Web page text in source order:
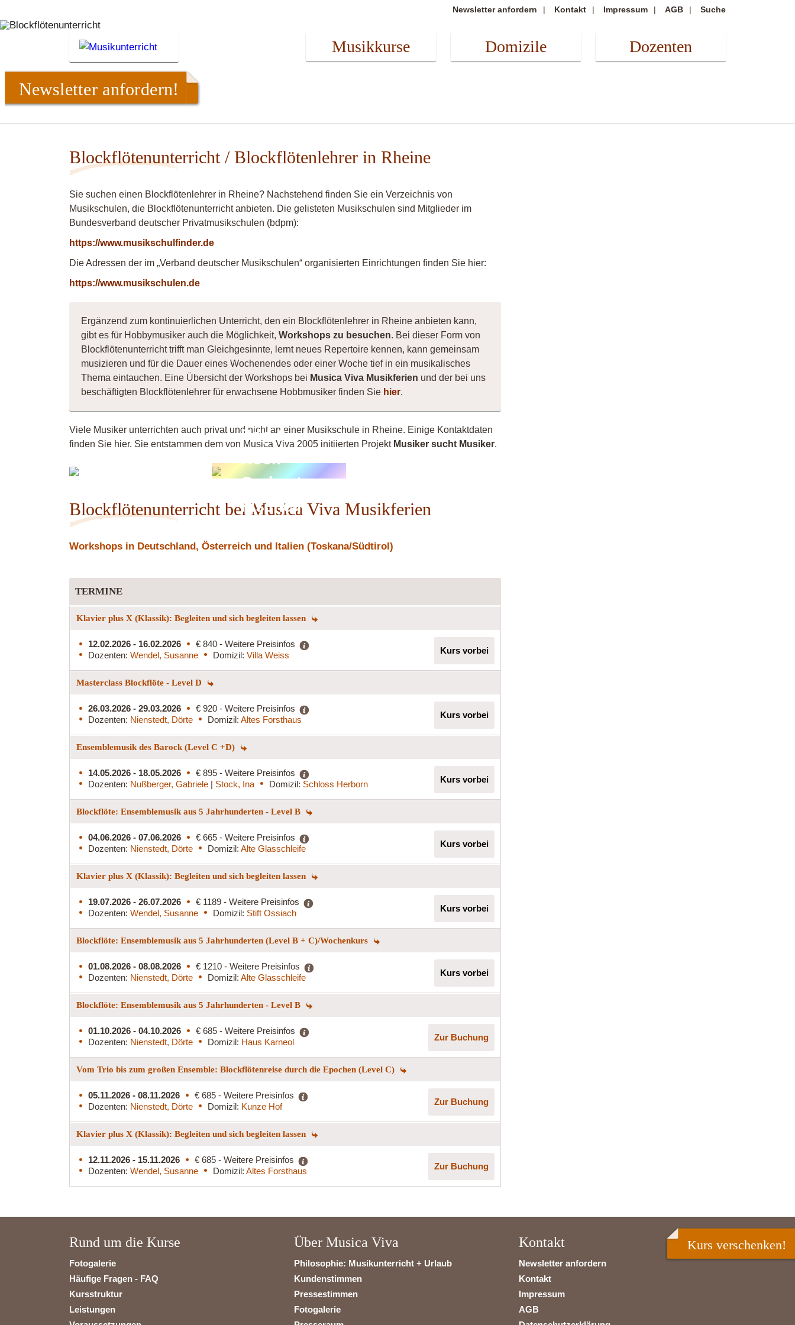
Newsletter anfordern Kontakt Impressum AGB Suche
Musikkurse Domizile Dozenten
Newsletter anfordern!
Blockflötenunterricht / Blockflötenlehrer in Rheine
Sie suchen einen Blockflötenlehrer in Rheine? Nachstehend finden Sie ein Verzeichnis von
Musikschulen, die Blockflötenunterricht anbieten. Die gelisteten Musikschulen sind Mitglieder im
Bundesverband deutscher Privatmusikschulen (bdpm):
https://www.musikschulfinder.de
Die Adressen der im „Verband deutscher Musikschulen“ organisierten Einrichtungen finden Sie hier:
https://www.musikschulen.de
Ergänzend zum kontinuierlichen Unterricht, den ein Blockflötenlehrer in Rheine anbieten kann,
gibt es für Hobbymusiker auch die Möglichkeit, Workshops zu besuchen. Bei dieser Form von
Blockflötenunterricht trifft man Gleichgesinnte, lernt neues Repertoire kennen, kann gemeinsam
musizieren und für die Dauer eines Wochenendes oder einer Woche tief in ein musikalisches
Thema eintauchen. Eine Übersicht der Workshops bei Musica Viva Musikferien und der bei uns
beschäftigten Blockflötenlehrer für erwachsene Hobbmusiker finden Sie hier.
Viele Musiker unterrichten auch privat und nicht an einer Musikschule in Rheine. Einige Kontaktdaten
finden Sie hier. Sie entstammen dem von Musica Viva 2005 initiierten Projekt Musiker sucht Musiker.
Pop &
Rock
Orchester
Fischeln
Blockflötenunterricht bei Musica Viva Musikferien
Workshops in Deutschland, Österreich und Italien (Toskana/Südtirol)
TERMINE
Klavier plus X (Klassik): Begleiten und sich begleiten lassen
12.02.2026 - 16.02.2026
€ 840 - Weitere Preisinfos
Dozenten: Wendel, Susanne Domizil: Villa Weiss Kurs vorbei
Masterclass Blockflöte - Level D
26.03.2026 - 29.03.2026
€ 920 - Weitere Preisinfos
Dozenten: Nienstedt, Dörte Domizil: Altes Forsthaus Kurs vorbei
Ensemblemusik des Barock (Level C +D)
14.05.2026 - 18.05.2026
€ 895 - Weitere Preisinfos
Dozenten: Nußberger, Gabriele | Stock, Ina Domizil: Schloss Herborn Kurs vorbei
Blockflöte: Ensemblemusik aus 5 Jahrhunderten - Level B
04.06.2026 - 07.06.2026
€ 665 - Weitere Preisinfos
Dozenten: Nienstedt, Dörte Domizil: Alte Glasschleife Kurs vorbei
Klavier plus X (Klassik): Begleiten und sich begleiten lassen
19.07.2026 - 26.07.2026
€ 1189 - Weitere Preisinfos
Dozenten: Wendel, Susanne Domizil: Stift Ossiach Kurs vorbei
Blockflöte: Ensemblemusik aus 5 Jahrhunderten (Level B + C)/Wochenkurs
01.08.2026 - 08.08.2026
€ 1210 - Weitere Preisinfos
Dozenten: Nienstedt, Dörte Domizil: Alte Glasschleife Kurs vorbei
Blockflöte: Ensemblemusik aus 5 Jahrhunderten - Level B
01.10.2026 - 04.10.2026
€ 685 - Weitere Preisinfos
Dozenten: Nienstedt, Dörte Domizil: Haus Karneol Zur Buchung
Vom Trio bis zum großen Ensemble: Blockflötenreise durch die Epochen (Level C)
05.11.2026 - 08.11.2026
€ 685 - Weitere Preisinfos
Dozenten: Nienstedt, Dörte Domizil: Kunze Hof Zur Buchung
Klavier plus X (Klassik): Begleiten und sich begleiten lassen
12.11.2026 - 15.11.2026
€ 685 - Weitere Preisinfos
Dozenten: Wendel, Susanne Domizil: Altes Forsthaus Zur Buchung
Rund um die Kurse
Fotogalerie
Häufige Fragen - FAQ
Kursstruktur
Leistungen
Über Musica Viva
Philosophie: Musikunterricht + Urlaub
Kundenstimmen
Pressestimmen
Fotogalerie
Kontakt
Newsletter anfordern
Kontakt
Impressum
AGB
Kurs verschenken!